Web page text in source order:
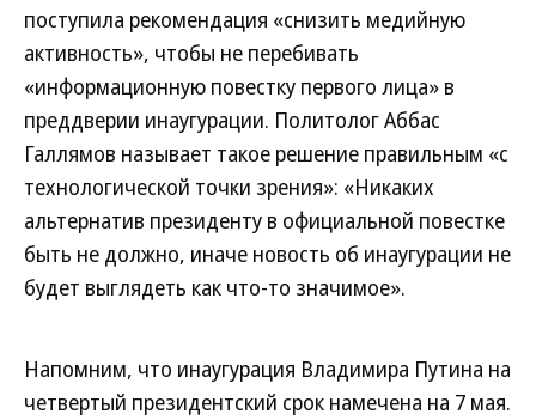
поступила рекомендация «снизить медийную
активность», чтобы не перебивать
«информационную повестку первого лица» в
преддверии инаугурации. Политолог Аббас
Галлямов называет такое решение правильным «с
технологической точки зрения»: «Никаких
альтернатив президенту в официальной повестке
быть не должно, иначе новость об инаугурации не
будет выглядеть как что-то значимое».
Напомним, что инаугурация Владимира Путина на
четвертый президентский срок намечена на 7 мая.